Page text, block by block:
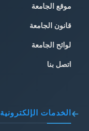
موقع الجامعة
قانون الجامعة
لوائح الجامعة
اتصل بنا
الخدمات الإلكترونية